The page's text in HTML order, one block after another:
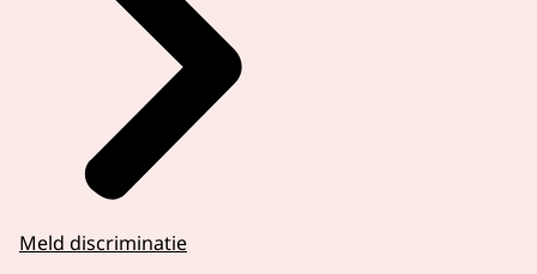
Meld discriminatie